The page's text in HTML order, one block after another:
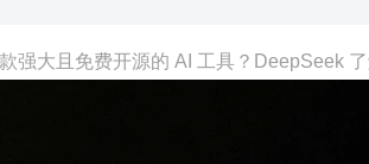
强大且免费开源的 AI 工具？DeepSeek